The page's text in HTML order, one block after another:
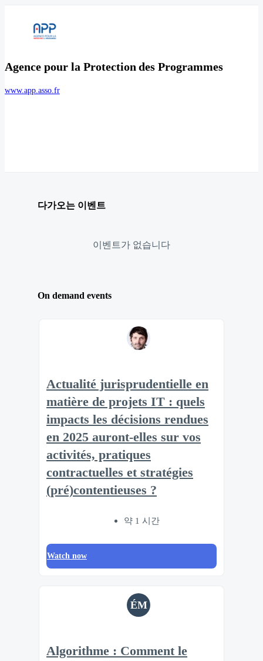
Agence pour la Protection des Programmes
www.app.asso.fr
다가오는 이벤트
이벤트가 없습니다
On demand events
Actualité jurisprudentielle en
matière de projets IT : quels
impacts les décisions rendues
en 2025 auront-elles sur vos
activités, pratiques
contractuelles et stratégies
(pré)contentieuses ?
약 1 시간
Watch now
ÉM
Algorithme : Comment le